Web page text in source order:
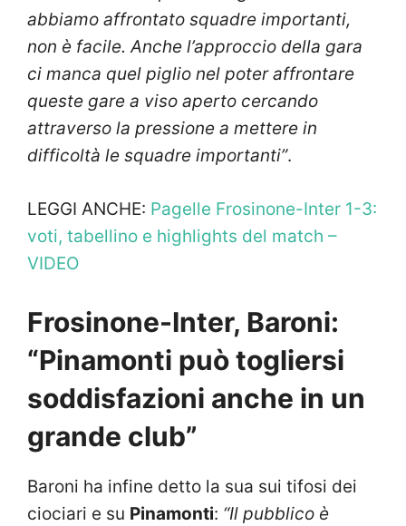
abbiamo affrontato squadre importanti,
non è facile. Anche l’approccio della gara
ci manca quel piglio nel poter affrontare
queste gare a viso aperto cercando
attraverso la pressione a mettere in
difficoltà le squadre importanti”.
LEGGI ANCHE: Pagelle Frosinone-Inter 1-3:
voti, tabellino e highlights del match –
VIDEO
Frosinone-Inter, Baroni:
“Pinamonti può togliersi
soddisfazioni anche in un
grande club”
Baroni ha infine detto la sua sui tifosi dei
ciociari e su Pinamonti: “Il pubblico è